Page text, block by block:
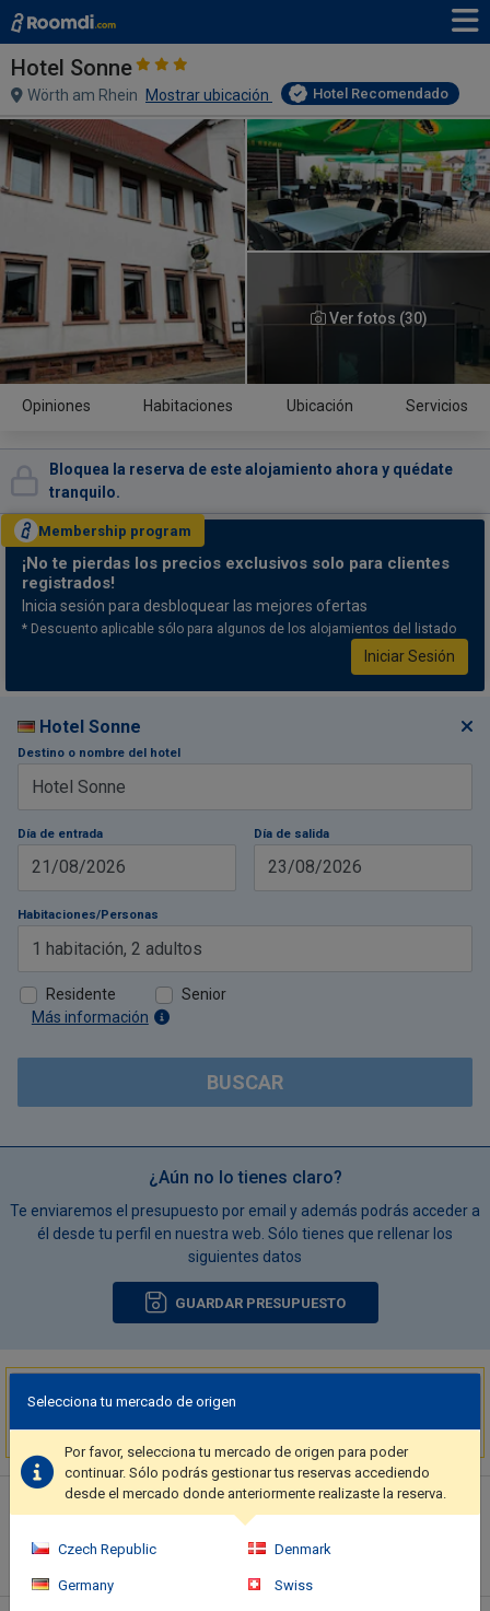
Hotel Sonne
Wörth am Rhein Mostrar ubicación Hotel Recomendado
Ver fotos (30)
Opiniones Habitaciones Ubicación Servicios
Bloquea la reserva de este alojamiento ahora y quédate
tranquilo.
Membership program
¡No te pierdas los precios exclusivos solo para clientes
registrados!
Inicia sesión para desbloquear las mejores ofertas
* Descuento aplicable sólo para algunos de los alojamientos del listado
Iniciar Sesión
Hotel Sonne
Destino o nombre del hotel
Día de entrada
21/08/2026
Día de salida
23/08/2026
Habitaciones/Personas
1 habitación, 2 adultos
Residente
Senior
Más información
BUSCAR
¿Aún no lo tienes claro?
Te enviaremos el presupuesto por email y además podrás acceder a
él desde tu perfil en nuestra web. Sólo tienes que rellenar los
siguientes datos
GUARDAR PRESUPUESTO
Descripción del hotel
This hotel features hiking/biking trails nearby.. The front desk is
staffed during limited hours. Free self parking is available onsite..
Selecciona tu mercado de origen
Por favor, selecciona tu mercado de origen para poder
continuar. Sólo podrás gestionar tus reservas accediendo
desde el mercado donde anteriormente realizaste la reserva.
Czech Republic Denmark
Germany Swiss